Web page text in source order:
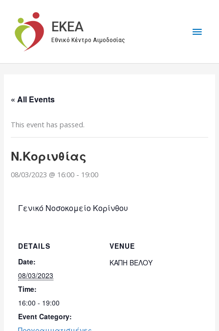
περιεχόμενο
EKEA
Εθνικό Κέντρο Αιμοδοσίας
« All Events
This event has passed.
Ν.Κορινθίας
08/03/2023 @ 16:00 - 19:00
Γενικό Νοσοκομείο Κορίνθου
DETAILS
Date:
08/03/2023
Time:
16:00 - 19:00
Event Category:
VENUE
ΚΑΠΗ ΒΕΛΟΥ